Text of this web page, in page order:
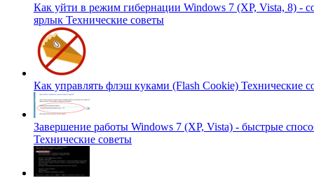
Как уйти в режим гибернации Windows 7 (XP, Vista, 8) -
ярлык Технические советы
Как управлять флэш куками (Flash Cookie) Технические
Завершение работы Windows 7 (XP, Vista) - быстрые
Технические советы